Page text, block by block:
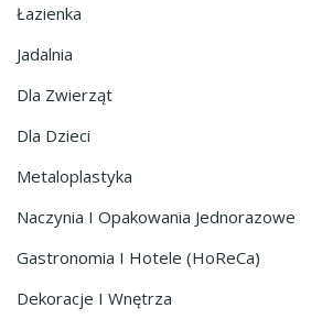
Łazienka
Jadalnia
Dla Zwierząt
Dla Dzieci
Metaloplastyka
Naczynia I Opakowania Jednorazowe
Gastronomia I Hotele (HoReCa)
Dekoracje I Wnętrza